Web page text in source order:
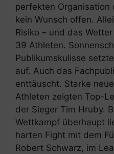
perfekten
kein Wunsch offen.
Risiko – und das
39 Athleten.
Publikumskulisse
auf. Auch das
enttäuscht. Starke
Athleten zeigten Top-
der Sieger Tim Hruby.
Wettkampf überhaupt
harten Fight mit dem
Robert Schwarz, im